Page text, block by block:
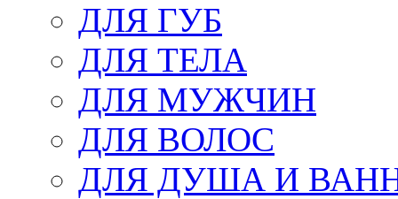
ДЛЯ ГУБ
ДЛЯ ТЕЛА
ДЛЯ МУЖЧИН
ДЛЯ ВОЛОС
ДЛЯ ДУША И